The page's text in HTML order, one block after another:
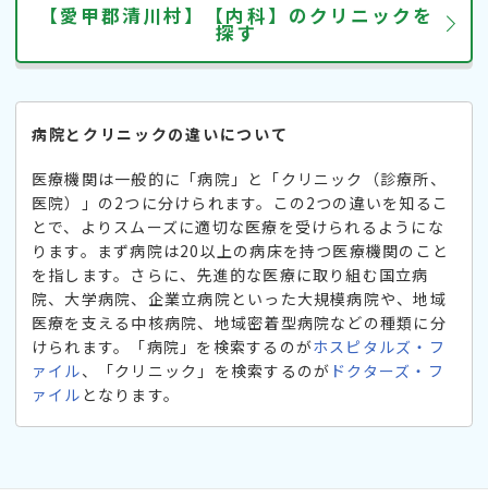
【愛甲郡清川村】【内科】のクリニックを
探す
病院とクリニックの違いについて
医療機関は一般的に「病院」と「クリニック（診療所、
医院）」の2つに分けられます。この2つの違いを知るこ
とで、よりスムーズに適切な医療を受けられるようにな
ります。まず病院は20以上の病床を持つ医療機関のこと
を指します。さらに、先進的な医療に取り組む国立病
院、大学病院、企業立病院といった大規模病院や、地域
医療を支える中核病院、地域密着型病院などの種類に分
けられます。「病院」を検索するのがホスピタルズ・フ
ァイル、「クリニック」を検索するのが ドクターズ・フ
ァイル となります。